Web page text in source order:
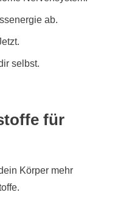
ab.
selbst.
für
Körper mehr